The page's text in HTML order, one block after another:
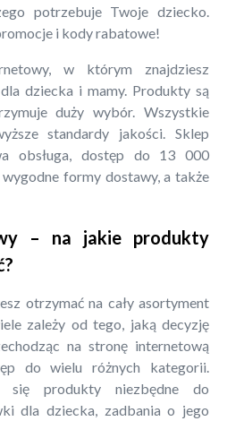
potrzebuje Twoje dziecko.
i kody rabatowe!
w którym znajdziesz
dziecka i mamy. Produkty są
duży wybór. Wszystkie
standardy jakości. Sklep
obsługa, dostęp do 13 000
formy dostawy, a także
– na jakie produkty
otrzymać na cały asortyment
zależy od tego, jaką decyzję
na stronę internetową
do wielu różnych kategorii.
się produkty niezbędne do
dla dziecka, zadbania o jego